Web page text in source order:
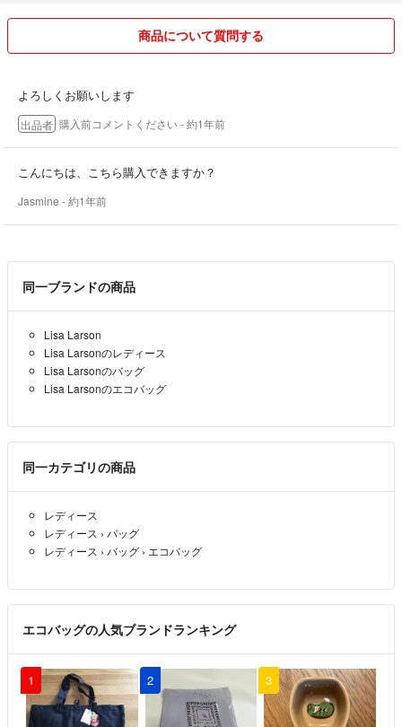
商品について質問する
よろしくお願いします
出品者 購入前コメントください- 約1年前
こんにちは、こちら購入できますか？
Jasmine - 約1年前
同一ブランドの商品
Lisa Larson
Lisa Larsonのレディース
Lisa Larsonのバッグ
Lisa Larsonのエコバッグ
同一カテゴリの商品
レディース
レディース › バッグ
レディース › バッグ › エコバッグ
エコバッグの人気ブランドランキング
1 2 3